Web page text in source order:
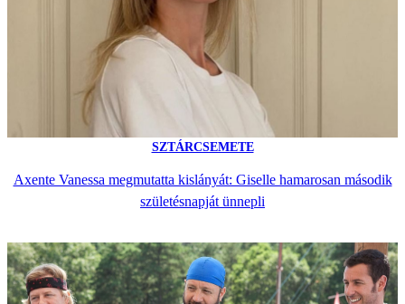
SZTÁRCSEMETE
Axente Vanessa megmutatta kislányát: Giselle hamarosan második
születésnapját ünnepli